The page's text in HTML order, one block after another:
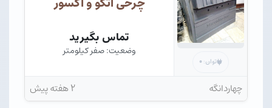
توان: ۰
تماس بگیرید
وضعیت: صفر کیلومتر
چهاردانگه ۲ هفته پیش